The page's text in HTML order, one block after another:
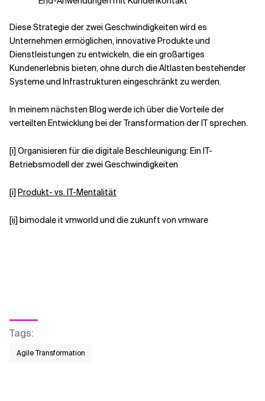
Diese Strategie der zwei Geschwindigkeiten wird es
Unternehmen ermöglichen, innovative Produkte und
Dienstleistungen zu entwickeln, die ein großartiges
Kundenerlebnis bieten, ohne durch die Altlasten bestehender
Systeme und Infrastrukturen eingeschränkt zu werden.
In meinem nächsten Blog werde ich über die Vorteile der
verteilten Entwicklung bei der Transformation der IT sprechen.
[i]Organisieren für die digitale Beschleunigung: Ein IT-
Betriebsmodell der zwei Geschwindigkeiten
[i]Produkt- vs. IT-Mentalität
[ii]bimodale it vmworld und die zukunft von vmware
Tags:
Agile Transformation